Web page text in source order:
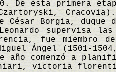
De esta primera
Czartoryski,
César Borgia,
Leonardo
fue miembro
Ángel (1501-
comenzó a
victoria